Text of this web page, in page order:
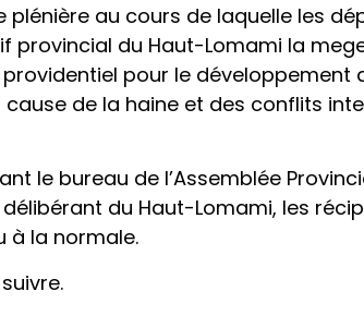
plénière au cours de laquelle les
provincial du Haut-Lomami la
providentiel pour le
de la haine et des conflits
le bureau de l’Assemblée
du Haut-Lomami, les
à la normale.